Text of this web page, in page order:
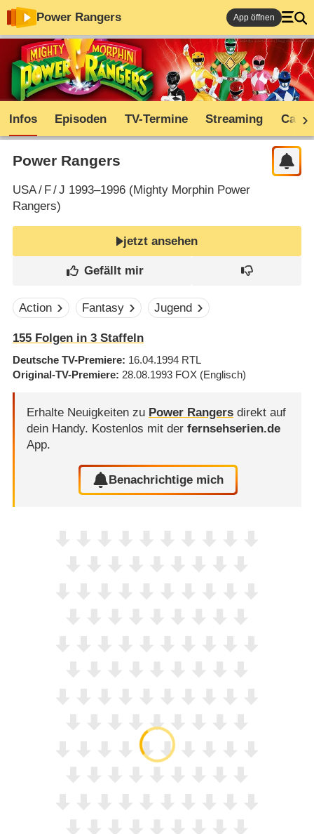
Power Rangers App öffnen
Infos Episoden TV-Termine Streaming Cast
Power Rangers
USA/ F/J 1993–1996 (Mighty Morphin Power
Rangers)
jetzt ansehen
Action Fantasy Jugend
155Folgen in 3Staffeln
Deutsche TV-Premiere 16.04.1994 RTL
Original-TV-Premiere 28.08.1993 FOX (Englisch)
Erhalte Neuigkeiten zu Power Rangersdirekt auf
dein Handy. Kostenlos mit der fernsehserien.de
App.
Benachrichtige mich